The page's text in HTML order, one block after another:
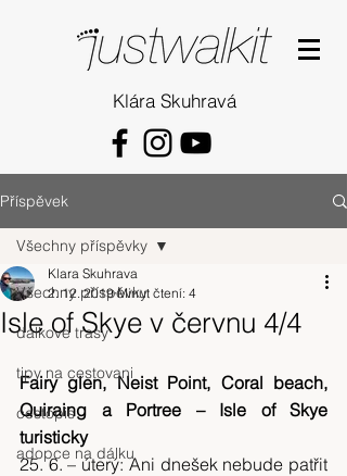
Klára Skuhravá
Příspěvek
Všechny příspěvky
dalkove trasy
tipy na cestovani
cestopis
adopce na dálku
Všechny příspěvky
Isle of Skye v červnu 4/4
Klara Skuhrava
2. 12. 2019 Minut čtení: 4
Fairy glen, Neist Point, Coral beach,
Quiraing a Portree – Isle of Skye
turisticky
25. 6. – úterý: Ani dnešek nebude patřit